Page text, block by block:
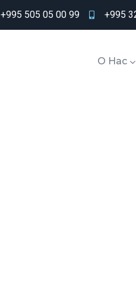
+995 505 05 00 99 +995
О Нас